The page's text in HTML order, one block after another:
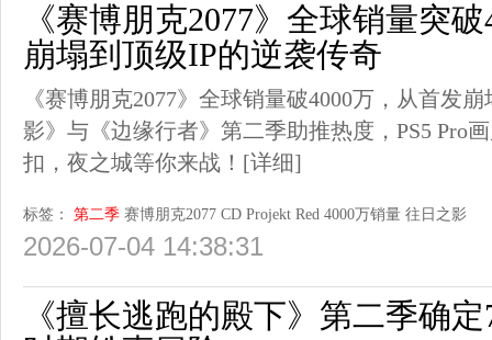
《赛博朋克2077》全球销量突
崩塌到顶级IP的逆袭传奇
《赛博朋克2077》全球销量破4000万，从首发
影》与《边缘行者》第二季助推热度，PS5 Pro
扣，夜之城等你来战！ [详细]
标签： 第二季 赛博朋克2077 CD Projekt Red 4000万销量 往日之影
2026-07-04 14:38:31
《擅长逃跑的殿下》第二季确